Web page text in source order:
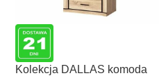
Kolekcja DALLAS komoda